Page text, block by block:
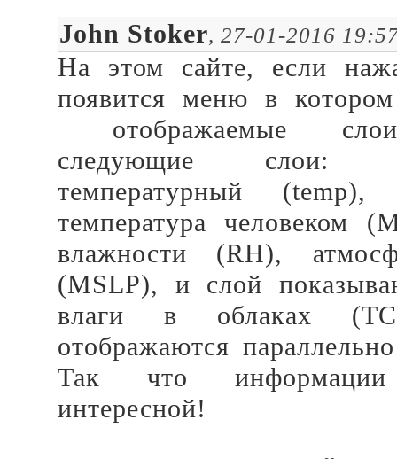
John Stoker, 27-01-2016
На этом сайте, если
появится меню в
отображаемые
следующие слои:
температурный
температура человеком
влажности (RH),
(MSLP), и слой
влаги в облаках
отображаются
Так что
интересной!